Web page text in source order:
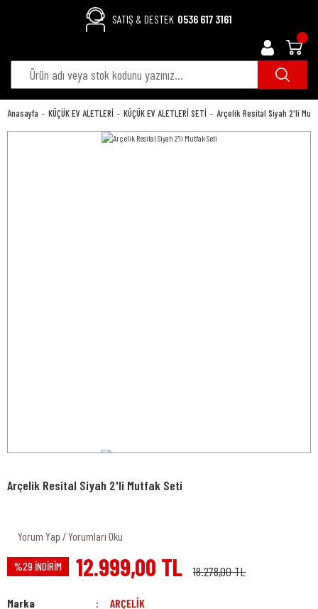
SATIŞ & DESTEK 0536 617 3161
Anasayfa KÜÇÜK EV ALETLERİ KÜÇÜK EV ALETLERİ SETİ Arçelik Resital Siyah 2'li
Arçelik Resital Siyah 2'li Mutfak Seti
Yorum Yap / Yorumları Oku
%29 İNDİRİM 12.999,00 TL 18.278,00 TL
Marka
ARÇELİK